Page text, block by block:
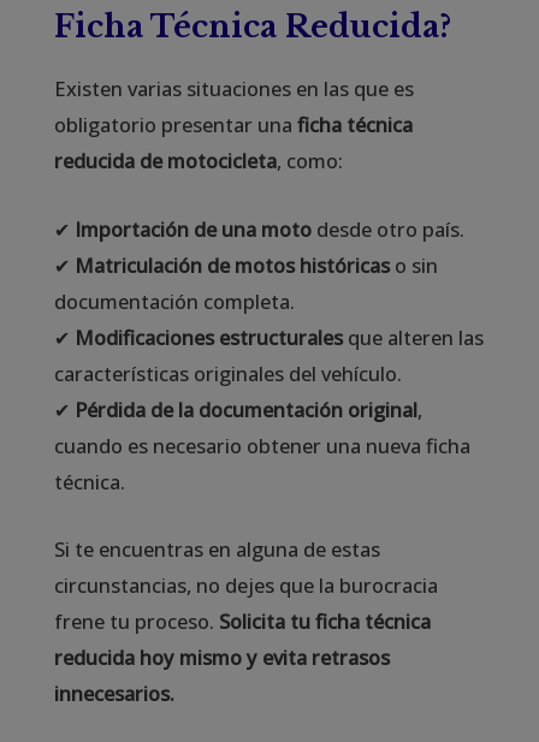
Ficha Técnica Reducida?
Existen varias situaciones en las que es
obligatorio presentar una ficha técnica
reducida de motocicleta, como:
✔ Importación de una motodesde otro país.
✔ Matriculación de motos históricaso sin
documentación completa.
✔ Modificaciones estructuralesque alteren las
características originales del vehículo.
✔ Pérdida de la documentación original,
cuando es necesario obtener una nueva ficha
técnica.
Si te encuentras en alguna de estas
circunstancias, no dejes que la burocracia
frene tu proceso. Solicita tu ficha técnica
reducida hoy mismo y evita retrasos
innecesarios.